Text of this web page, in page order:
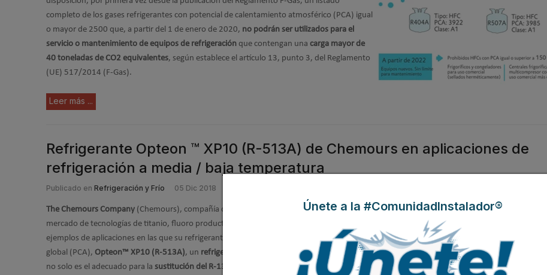
completo de los gases refrigerantes con potencial de calentamiento atmosférico (PCA) igual
o mayor de 2500 que, a partir del 1 de enero de 2020, no podrán ser utilizados para el
servicio o mantenimiento de equipos de refrigeración que contengan una carga mayor de
40 toneladas de CO2 equivalentes, según establece el artículo 13, punto 3, del Reglamento
(UE) 517/2014 (F-Gas).
Leer más ...
Refrigerante Opteon ™ XP10 (R-513A) de Chemours en aplicaciones de
refrigeración a media / baja temperatura
Publicado en Refrigeración y Frío 05 Dic 2018
The Chemours Company (Chemours), compañía química global con posiciones líderes en el
mercado de tecnologías de titanio, fluoro productos y soluciones químicas, muestra
ejemplos de aplicaciones en las que su refrigerante de bajo potencial de calentamiento
global (PCA), Opteon™ XP10 (R-513A), un refrigerante A1 (baja toxicidad, no inflamable),
no solo es el adecuado para la sustitución del R-134a,
sino también puede ser adoptado
Únete a la #ComunidadInstalador®